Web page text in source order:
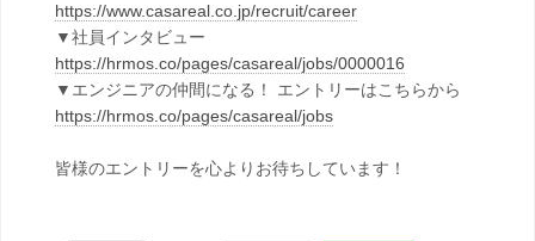
https://www.casareal.co.jp/recruit/career
▼社員インタビュー
https://hrmos.co/pages/casareal/jobs/0000016
▼エンジニアの仲間になる！ エントリーはこちらから
https://hrmos.co/pages/casareal/jobs
皆様のエントリーを心よりお待ちしています！